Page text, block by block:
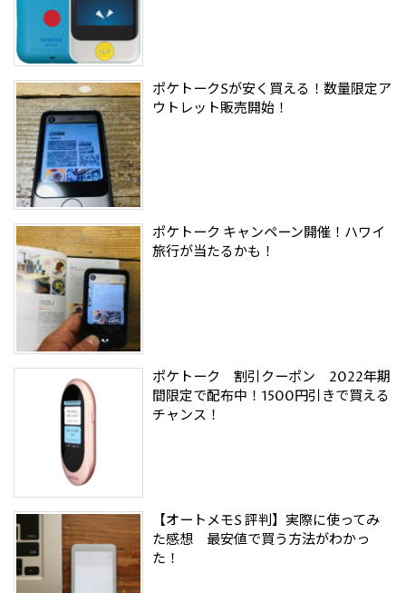
ポケトークSが安く買える！数量限定ア
ウトレット販売開始！
ポケトーク キャンペーン開催！ハワイ
旅行が当たるかも！
ポケトーク 割引クーポン 2022年期
間限定で配布中！1500円引きで買える
チャンス！
【オートメモS 評判】実際に使ってみ
た感想 最安値で買う方法がわかっ
た！